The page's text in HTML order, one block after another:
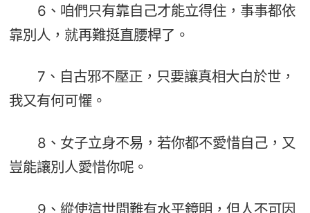
6、咱們只有靠自己才能立得住，事事都依
靠別人，就再難挺直腰桿了。
7、自古邪不壓正，只要讓真相大白於世，
我又有何可懼。
8、女子立身不易，若你都不愛惜自己，又
豈能讓別人愛惜你呢。
9、縱使這世間難有水平鏡明，但人不可因